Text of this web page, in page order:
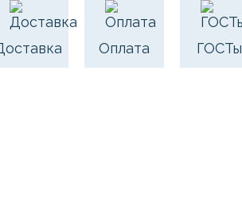
Оплата ГОСТы